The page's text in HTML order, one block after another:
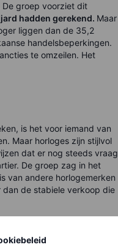
groep voorziet dit
hadden gerekend. Maar
liggen dan de 35,2
handelsbeperkingen.
te omzeilen. Het
is het voor iemand van
Maar horloges zijn stijlvol
dat er nog steeds vraag
De groep zag in het
van andere horlogemerken
dan de stabiele verkoop die